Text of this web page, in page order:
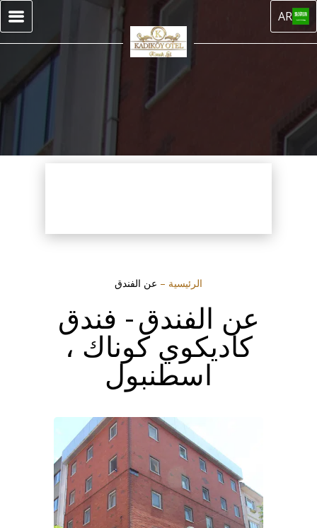
AR
الرئيسية – عن الفندق
عن الفندق - فندق
كاديكوي كوناك ،
اسطنبول